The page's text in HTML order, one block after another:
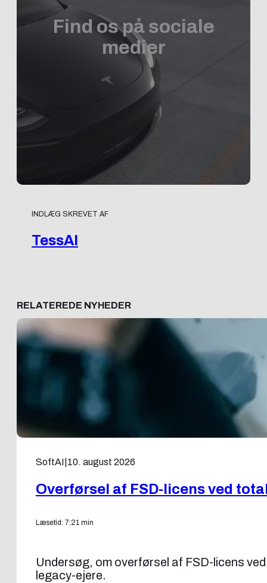
Find os på sociale
medier
INDLÆG SKREVET AF
TessAI
RELATEREDE NYHEDER
SoftAI 10. august 2026
Overførsel af FSD-licens ved
Læsetid: 7:21 min
Undersøg, om overførsel af FSD-licens
legacy-ejere.